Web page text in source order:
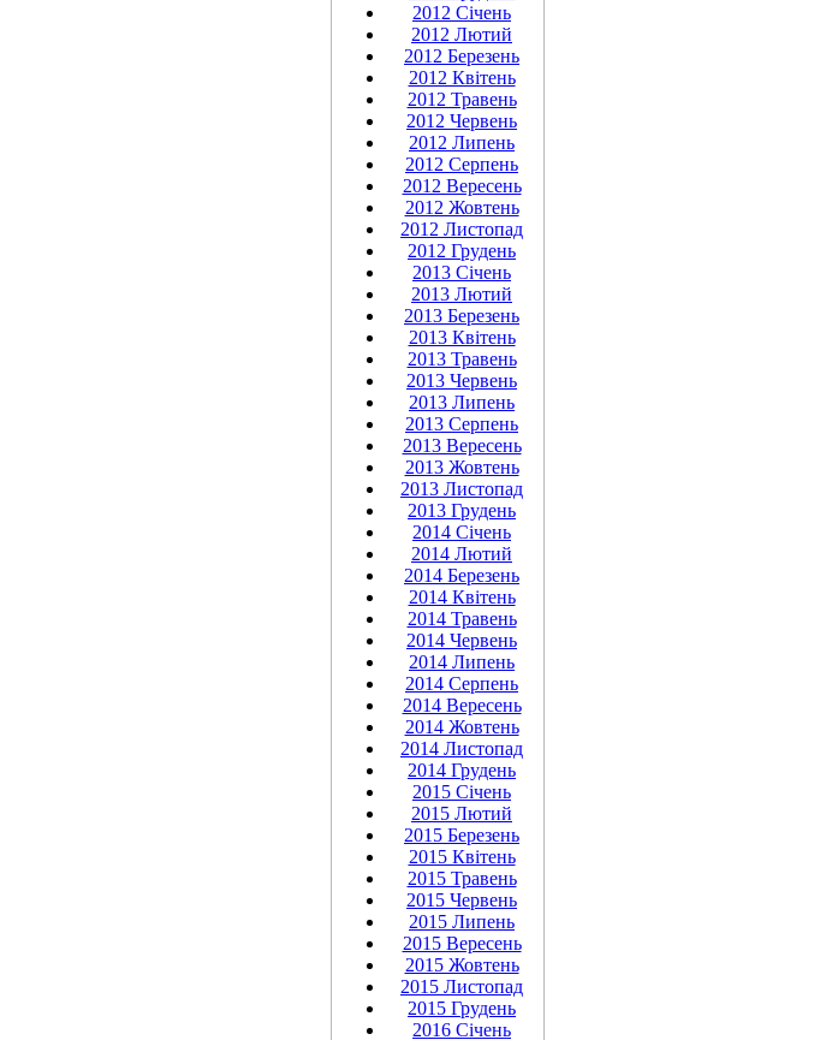
2012 Січень
2012 Лютий
2012 Березень
2012 Квітень
2012 Травень
2012 Червень
2012 Липень
2012 Серпень
2012 Вересень
2012 Жовтень
2012 Листопад
2012 Грудень
2013 Січень
2013 Лютий
2013 Березень
2013 Квітень
2013 Травень
2013 Червень
2013 Липень
2013 Серпень
2013 Вересень
2013 Жовтень
2013 Листопад
2013 Грудень
2014 Січень
2014 Лютий
2014 Березень
2014 Квітень
2014 Травень
2014 Червень
2014 Липень
2014 Серпень
2014 Вересень
2014 Жовтень
2014 Листопад
2014 Грудень
2015 Січень
2015 Лютий
2015 Березень
2015 Квітень
2015 Травень
2015 Червень
2015 Липень
2015 Вересень
2015 Жовтень
2015 Листопад
2015 Грудень
2016 Січень